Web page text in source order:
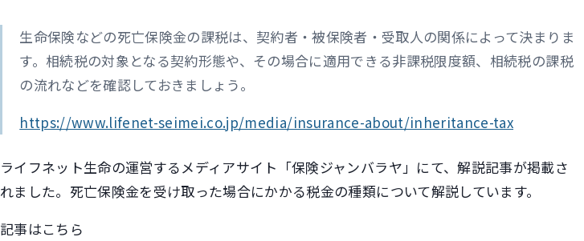
生命保険などの死亡保険金の課税は、契約者・被保険者・受取人の関係によって決まりま
す。相続税の対象となる契約形態や、その場合に適用できる非課税限度額、相続税の課税
の流れなどを確認しておきましょう。
https://www.lifenet-seimei.co.jp/media/insurance-about/inheritance-tax
ライフネット生命の運営するメディアサイト「保険ジャンバラヤ」にて、解説記事が掲載さ
れました。死亡保険金を受け取った場合にかかる税金の種類について解説しています。
記事はこちら